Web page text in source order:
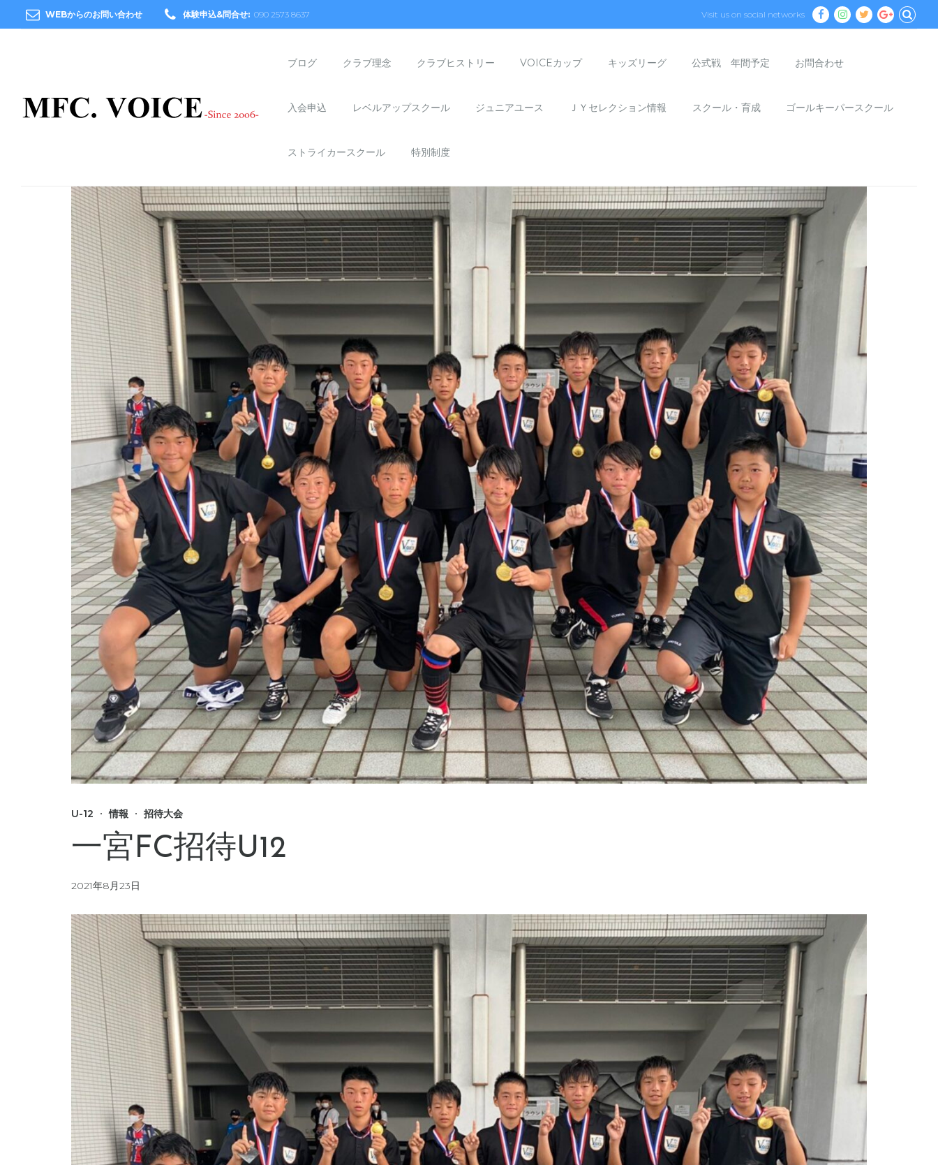
WEBからのお問い合わせ 体験申込&問合せ: 090 2573 8637 Visit us on social networks
ブログ クラブ理念 クラブヒストリー VOICEカップ キッズリーグ 公式戦 年間予定 お問合わせ
入会申込 レベルアップスクール ジュニアユース ＪＹセレクション情報 スクール・育成 ゴールキーパースクール
ストライカースクール 特別制度
U-12 情報 招待大会
一宮FC招待U12
2021年8月23日